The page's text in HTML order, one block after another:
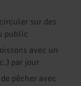
sur des
public
avec un
par jour
pêcher avec